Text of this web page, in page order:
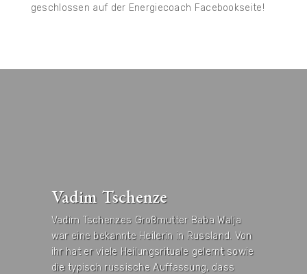
geschlossen auf der Energiecoach Facebookseite!
Vadim Tschenze
Vadim Tschenzes Großmutter Baba Walja
war eine bekannte Heilerin in Russland. Von
ihr hat er viele Heilungsrituale gelernt sowie
die typisch russische Auffassung, dass